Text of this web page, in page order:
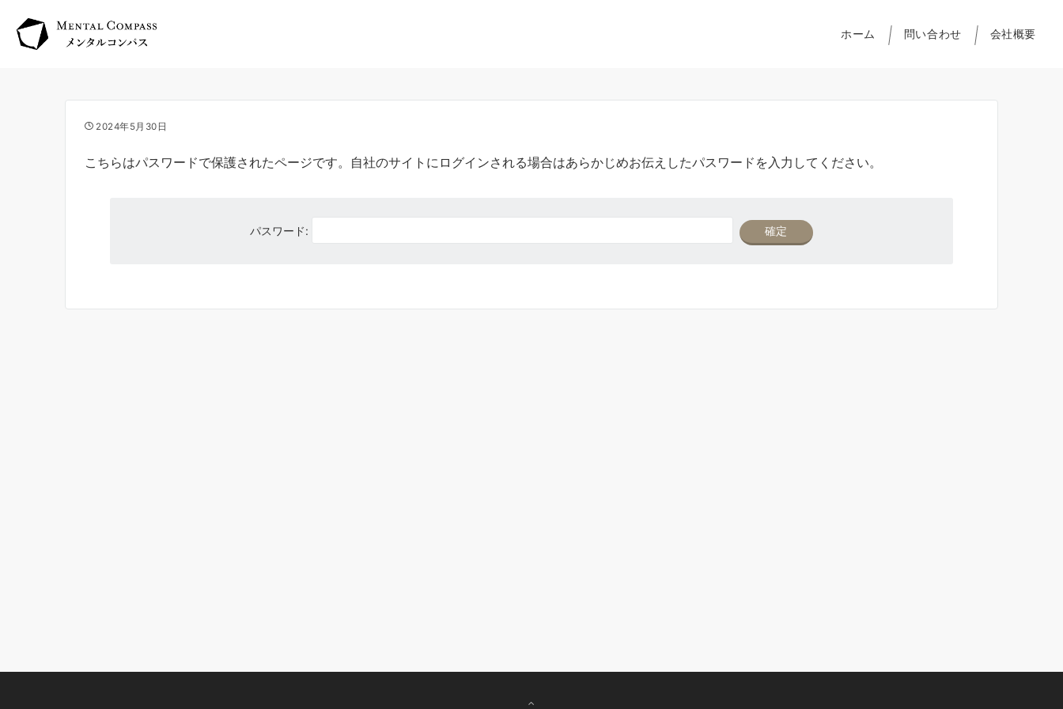
ホーム 問い合わせ 会社概要
2024年5月30日
こちらはパスワードで保護されたページです。自社のサイトにログインされる場合はあらかじめお伝えしたパスワードを入力してください。
パスワード: